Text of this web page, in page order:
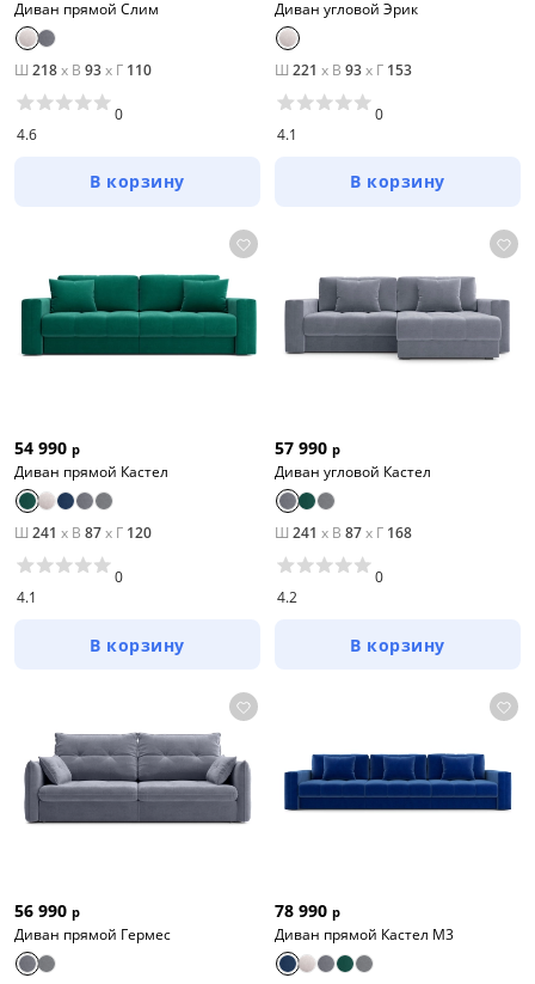
Диван прямой Слим
Ш 218x В 93x Г 110
4.6
0
В корзину
Диван угловой Эрик
Ш 221 x В 93x Г 153
4.1
0
В корзину
54 990 р
Диван прямой Кастел
Ш 241 x В 87x Г 120
4.1
0
В корзину
57 990 р
Диван угловой Кастел
Ш 241 x В 87x Г 168
4.2
0
В корзину
56 990 р
Диван прямой Гермес
78 990 р
Диван прямой Кастел М3